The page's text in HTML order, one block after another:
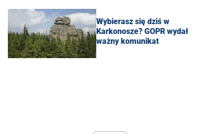
Wybierasz się dziś w
Karkonosze? GOPR wydał
ważny komunikat